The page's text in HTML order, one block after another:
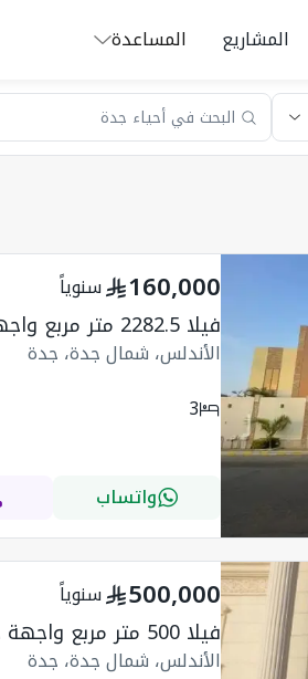
المشاريع المساعدة
سنوياً 160,000
فيلا 2282.5 متر مربع واجهة غربية ب 3 غرف
الأندلس، شمال جدة، جدة
3
واتساب
سنوياً 500,000
فيلا 500 متر مربع واجهة جنوبية ب 7 غرف
الأندلس، شمال جدة، جدة